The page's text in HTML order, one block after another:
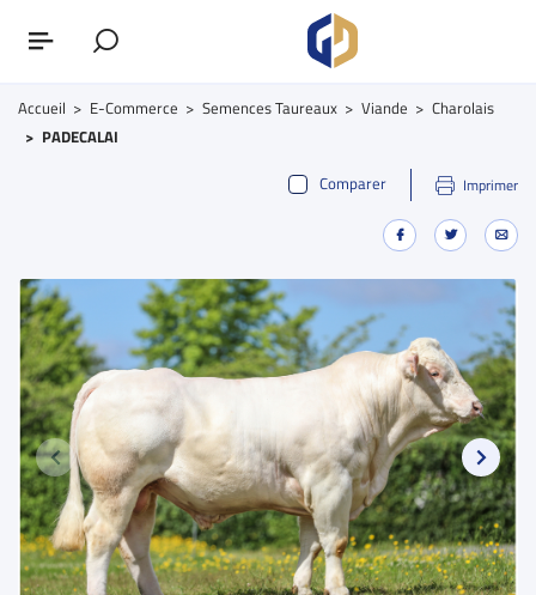
Accueil E-Commerce Semences Taureaux Viande
Charolais
PADECALAI
Comparer
Imprimer